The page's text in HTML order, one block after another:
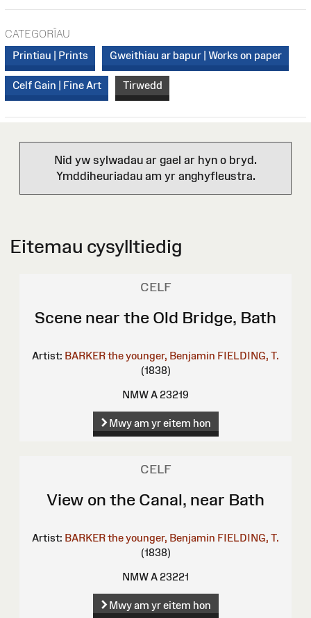
CATEGORÏAU
Printiau | Prints
Gweithiau ar bapur | Works on paper
Celf Gain | Fine Art Tirwedd
Nid yw sylwadau ar gael ar hyn o bryd.
Ymddiheuriadau am yr anghyfleustra.
Eitemau cysylltiedig
CELF
Scene near the Old Bridge, Bath
Artist: BARKER the younger, Benjamin FIELDING, T.
(1838)
NMW A 23219
Mwy am yr eitem hon
CELF
View on the Canal, near Bath
Artist: BARKER the younger, Benjamin FIELDING, T.
(1838)
NMW A 23221
Mwy am yr eitem hon